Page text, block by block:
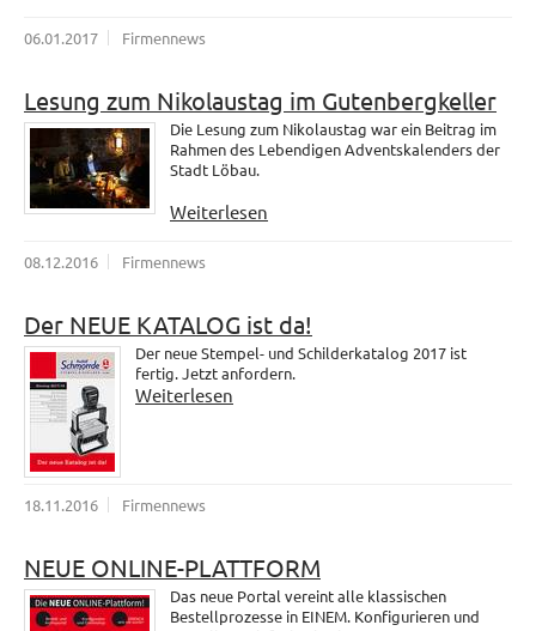
06.01.2017 Firmennews
Lesung zum Nikolaustag im Gutenbergkeller
Die Lesung zum Nikolaustag war ein Beitrag im
Rahmen des Lebendigen Adventskalenders der
Stadt Löbau.
Weiterlesen
08.12.2016 Firmennews
Der NEUE KATALOG ist da!
Der neue Stempel- und Schilderkatalog 2017 ist
fertig. Jetzt anfordern.
Weiterlesen
18.11.2016 Firmennews
NEUE ONLINE-PLATTFORM
Das neue Portal vereint alle klassischen
Bestellprozesse in EINEM. Konfigurieren und